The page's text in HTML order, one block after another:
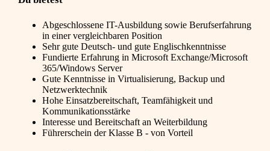
Abgeschlossene IT-Ausbildung sowie Berufserfahrung
in einer vergleichbaren Position
Sehr gute Deutsch- und gute Englischkenntnisse
Fundierte Erfahrung in Microsoft Exchange/Microsoft
365/Windows Server
Gute Kenntnisse in Virtualisierung, Backup und
Netzwerktechnik
Hohe Einsatzbereitschaft, Teamfähigkeit und
Kommunikationsstärke
Interesse und Bereitschaft an Weiterbildung
Führerschein der Klasse B - von Vorteil